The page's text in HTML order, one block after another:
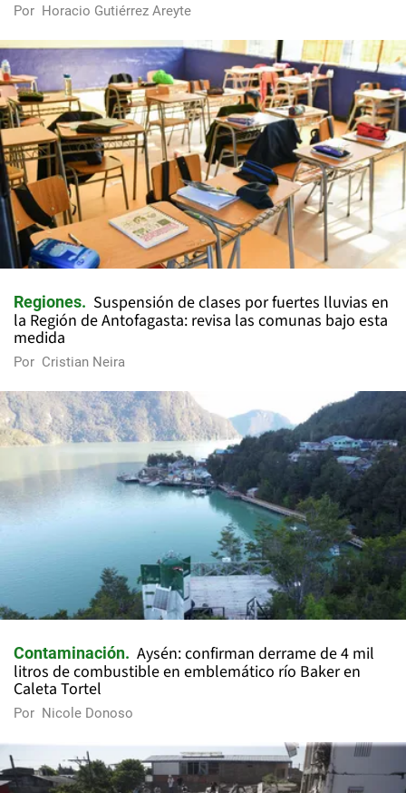
Por Horacio Gutiérrez Areyte
Regiones
Suspensión de clases por fuertes lluvias en
la Región de Antofagasta: revisa las comunas bajo esta
medida
Por Cristian Neira
Contaminación
Aysén: confirman derrame de 4 mil
litros de combustible en emblemático río Baker en
Caleta Tortel
Por Nicole Donoso